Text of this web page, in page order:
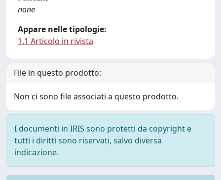
none
Appare nelle tipologie:
1.1 Articolo in rivista
File in questo prodotto:
Non ci sono file associati a questo prodotto.
I documenti in IRIS sono protetti da copyright e
tutti i diritti sono riservati, salvo diversa
indicazione.